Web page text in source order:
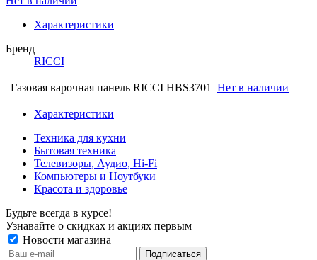
Характеристики
Бренд
RICCI
Газовая варочная панель RICCI HBS3701 Нет в наличии
Характеристики
Техника для кухни
Бытовая техника
Телевизоры, Аудио, Hi-Fi
Компьютеры и Ноутбуки
Красота и здоровье
Будьте всегда в курсе!
Узнавайте о скидках и акциях первым
Новости магазина